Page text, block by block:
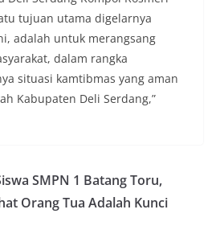
khususnya menjelang
Kemerdekaan RI yang biasanya
berbagai kegiatan dan
adanya deteksi dini ini,
gangguan keamanan dapat
awal sehingga situasi di
tetap terjaga aman, tertib,
puncak perayaan HUT
ini merupakan salah satu bentuk
program Polri Presisi yang
kehadiran dan kedekatan
dengan masyarakat. Melalui
tujuan utama digelarnya
adalah untuk merangsang
dalam rangka
situasi kamtibmas yang aman
Kabupaten Deli Serdang,”
SMPN 1 Batang Toru,
Orang Tua Adalah Kunci